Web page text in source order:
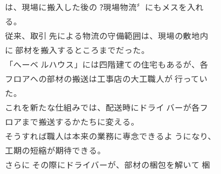
は、現場に搬入した後の ?現場物流〞にもメスを入れ
る。
従来、取引 先による物流の守備範囲は、現場の敷地内
に 部材を搬入するところまでだった。
「へーベ ルハウス」には四階建ての住宅もあるが、各
フロアへの部材の搬送は工事店の大工職人が 行ってい
た。
これを新たな仕組みでは、配送時にドライ バーが各フ
ロアまで搬送するかたちに変える。
そうすれば職人は本来の業務に専念できるよ うになり、
工期の短縮が期待できる。
さらに その際にドライバーが、部材の梱包を解いて 梱